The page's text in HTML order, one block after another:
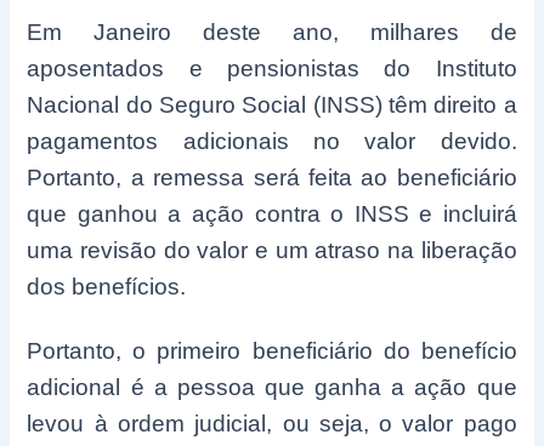
Em Janeiro deste ano, milhares de
aposentados e pensionistas do Instituto
Nacional do Seguro Social (INSS) têm direito a
pagamentos adicionais no valor devido.
Portanto, a remessa será feita ao beneficiário
que ganhou a ação contra o INSS e incluirá
uma revisão do valor e um atraso na liberação
dos benefícios.
Portanto, o primeiro beneficiário do benefício
adicional é a pessoa que ganha a ação que
levou à ordem judicial, ou seja, o valor pago